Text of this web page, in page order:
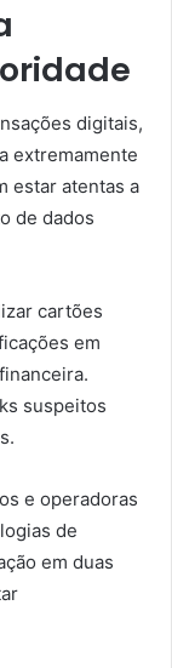
digitais,
extremamente
estar atentas a
de dados
cartões
em
suspeitos
e operadoras
de
em duas